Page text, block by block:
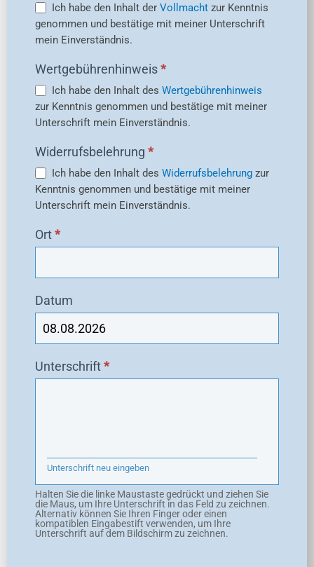
Ich habe den Inhalt der Vollmacht zur Kenntnis
genommen und bestätige mit meiner Unterschrift
mein Einverständnis.
Wertgebührenhinweis*
Ich habe den Inhalt des Wertgebührenhinweis
zur Kenntnis genommen und bestätige mit meiner
Unterschrift mein Einverständnis.
Widerrufsbelehrung *
Ich habe den Inhalt des Widerrufsbelehrung
Kenntnis genommen und bestätige mit meiner
Unterschrift mein Einverständnis.
Ort*
Datum
Unterschrift*
Unterschrift neu eingeben
Halten Sie die linke Maustaste gedrückt und ziehen Sie
die Maus, um Ihre Unterschrift in das Feld zu zeichnen.
Alternativ können Sie Ihren Finger oder einen
kompatiblen Eingabestift verwenden, um Ihre
Unterschrift auf dem Bildschirm zu zeichnen.